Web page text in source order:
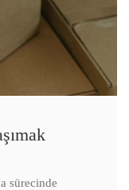
sürecinde